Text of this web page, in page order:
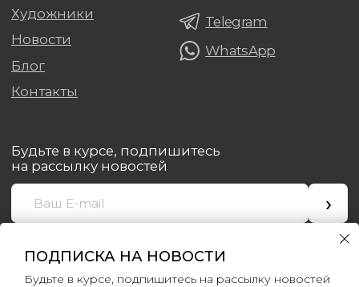
ПОДПИСКА НА НОВОСТИ
Будьте в курсе, подпишитесь на рассылку новостей